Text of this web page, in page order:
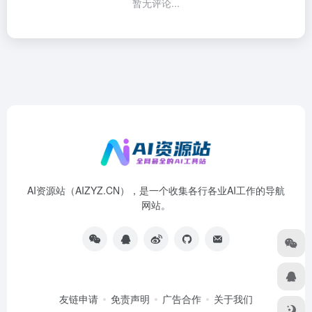
AI资源站（AIZYZ.CN），是一个收集各行各业AI工作的导航
网站。
友链申请 免责声明 广告合作 关于我们